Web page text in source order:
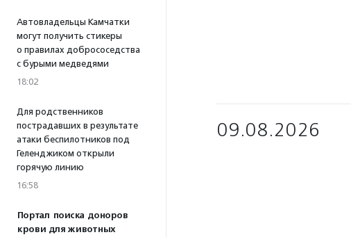
Автовладельцы Камчатки
могут получить стикеры
о правилах добрососедства
с бурыми медведями
18:02
Для родственников
пострадавших в результате
атаки беспилотников под
Геленджиком открыли
горячую линию
16:58
Портал поиска доноров
крови для животных
09.08.2026